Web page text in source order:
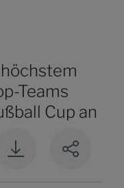
Teams
Cup an